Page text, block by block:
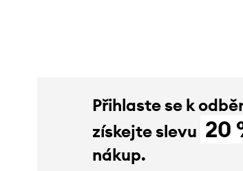
Přihlaste se k
získejte slevu 20
nákup.